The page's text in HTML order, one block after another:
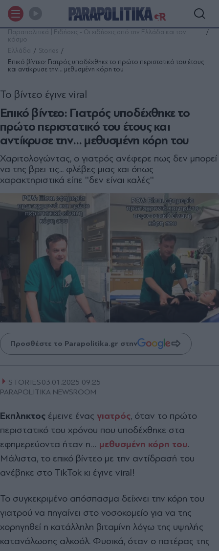
Παραπολιτικά | Ειδήσεις - Οι ειδήσεις από την Ελλάδα και τον
κόσμο
Ελλάδα
Stories
Επικό βίντεο: Γιατρός υποδέχθηκε το πρώτο περιστατικό του έτους
και αντίκρυσε την… μεθυσμένη κόρη του
Επικό βίντεο: Γιατρός υποδέχθηκε το
πρώτο περιστατικό του έτους και
αντίκρυσε την… μεθυσμένη κόρη του
Το βίντεο έγινε viral
Χαριτολογώντας, ο γιατρός ανέφερε πως δεν μπορεί
να της βρει τις... φλέβες μιας και όπως
χαρακτηριστικά είπε ''δεν είναι καλές''
Προσθέστε το Parapolitika.gr στην
STORIES03.01.2025 09:25
PARAPOLITIKA NEWSROOM
Έκπληκτος έμεινε ένας γιατρός, όταν το πρώτο
περιστατικό του χρόνου που υποδέχθηκε στα
εφημερεύοντα ήταν η… μεθυσμένη κόρη του.
Μάλιστα, το επικό βίντεο με την αντίδρασή του
ανέβηκε στο TikTok κι έγινε viral!
Το συγκεκριμένο απόσπασμα δείχνει την κόρη του
γιατρού να πηγαίνει στο νοσοκομείο για να της
χορηγηθεί η κατάλληλη βιταμίνη λόγω της υψηλής
κατανάλωσης αλκοόλ. Φυσικά, όταν ο πατέρας της